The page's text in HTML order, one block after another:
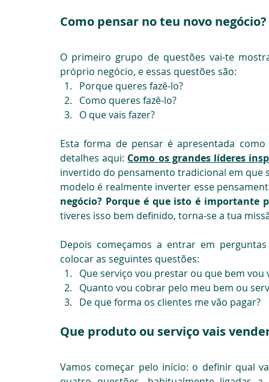
Como pensar no teu novo negócio?
O primeiro grupo de questões vai-te
próprio negócio, e essas questões são:
Porque queres fazê-lo?
Como queres fazê-lo?
O que vais fazer?
Esta forma de pensar é apresentada
detalhes aqui: Como os grandes líderes
invertido do pensamento tradicional em que
modelo é realmente inverter esse
negócio? Porque é que isto é importante
tiveres isso bem definido, torna-se a tua
Depois começamos a entrar em
colocar as seguintes questões:
Que serviço vou prestar ou que bem vou
Quanto vou cobrar pelo meu bem ou
De que forma os clientes me vão pagar?
Que produto ou serviço vais
Vamos começar pelo início: o definir qual